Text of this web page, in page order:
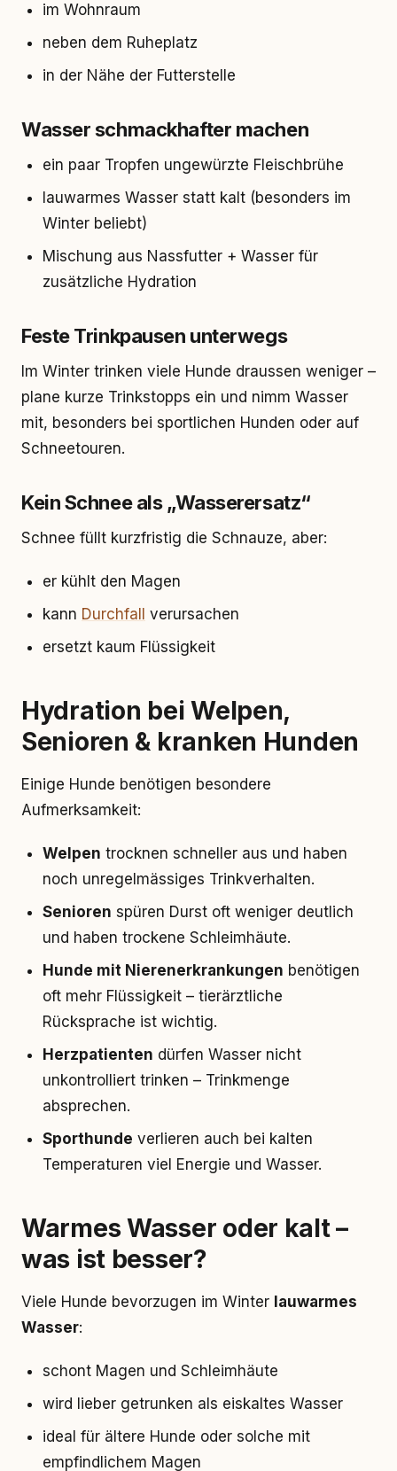
im Wohnraum
neben dem Ruheplatz
in der Nähe der Futterstelle
Wasser schmackhafter machen
ein paar Tropfen ungewürzte Fleischbrühe
lauwarmes Wasser statt kalt (besonders im
Winter beliebt)
Mischung aus Nassfutter + Wasser für
zusätzliche Hydration
Feste Trinkpausen unterwegs
Im Winter trinken viele Hunde draussen weniger –
plane kurze Trinkstopps ein und nimm Wasser
mit, besonders bei sportlichen Hunden oder auf
Schneetouren.
Kein Schnee als „Wasserersatz“
Schnee füllt kurzfristig die Schnauze, aber:
er kühlt den Magen
kann Durchfall
verursachen
ersetzt kaum Flüssigkeit
Hydration bei Welpen,
Senioren & kranken Hunden
Einige Hunde benötigen besondere
Aufmerksamkeit:
Welpen trocknen schneller aus und haben
noch unregelmässiges Trinkverhalten.
Senioren spüren Durst oft weniger deutlich
und haben trockene Schleimhäute.
Hunde mit Nierenerkrankungen benötigen
oft mehr Flüssigkeit – tierärztliche
Rücksprache ist wichtig.
Herzpatienten dürfen Wasser nicht
unkontrolliert trinken – Trinkmenge
absprechen.
Sporthunde verlieren auch bei kalten
Temperaturen viel Energie und Wasser.
Warmes Wasser oder kalt –
was ist besser?
Viele Hunde bevorzugen im Winter lauwarmes
Wasser:
schont Magen und Schleimhäute
wird lieber getrunken als eiskaltes Wasser
ideal für ältere Hunde oder solche mit
empfindlichem Magen